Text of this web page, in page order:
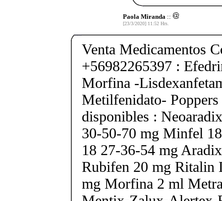
Paola Miranda ::
[23/3/2020] 11:52 Hrs.
Venta Medicamentos
+56982265397 :
Morfina -
Metilfenidato-
disponibles :
30-50-70 mg Minfel
18 27-36-54 mg
Rubifen 20 mg Ritalin
mg Morfina 2 ml